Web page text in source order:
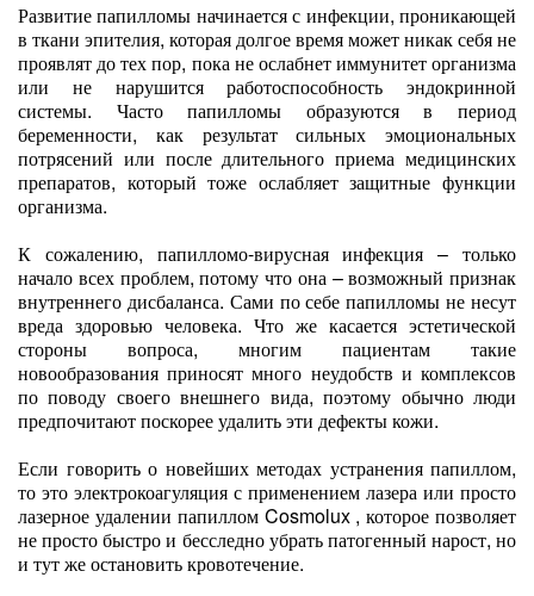
Развитие папилломы начинается с инфекции, проникающей
в ткани эпителия, которая долгое время может никак себя не
проявлят до тех пор, пока не ослабнет иммунитет организма
или не нарушится работоспособность эндокринной
системы. Часто папилломы образуются в период
беременности, как результат сильных эмоциональных
потрясений или после длительного приема медицинских
препаратов, который тоже ослабляет защитные функции
организма.
К сожалению, папилломо-вирусная инфекция – только
начало всех проблем, потому что она – возможный признак
внутреннего дисбаланса. Сами по себе папилломы не несут
вреда здоровью человека. Что же касается эстетической
стороны вопроса, многим пациентам такие
новообразования приносят много неудобств и комплексов
по поводу своего внешнего вида, поэтому обычно люди
предпочитают поскорее удалить эти дефекты кожи.
Если говорить о новейших методах устранения папиллом,
то это электрокоагуляция с применением лазера или просто
лазерное удалении папиллом Cosmolux , которое позволяет
не просто быстро и бесследно убрать патогенный нарост, но
и тут же остановить кровотечение.